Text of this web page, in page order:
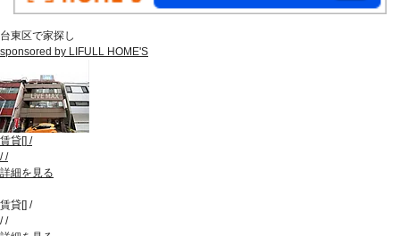
台東区で家探し
sponsored by LIFULL HOME'S
賃貸[] /
//
詳細を見る
賃貸[] /
//